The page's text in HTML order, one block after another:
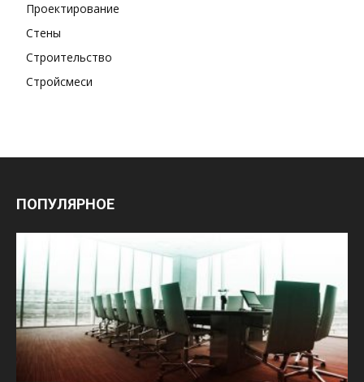
Проектирование
Стены
Строительство
Стройсмеси
ПОПУЛЯРНОЕ